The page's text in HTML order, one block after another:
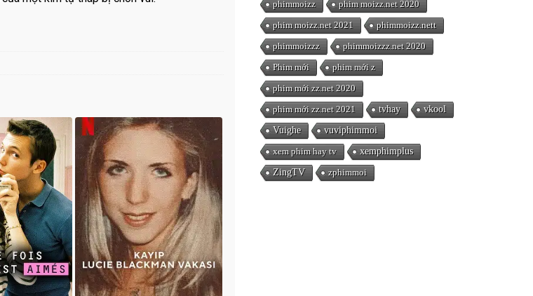
phimmoizz
phim moizz.net 2020
phim moizz.net 2021
phimmoizz.nett
phimmoizzz
phimmoizzz.net 2020
Phim mới
phim mới z
phim mới zz.net 2020
phim mới zz.net 2021
tvhay
vkool
Vuighe
vuviphimmoi
xem phim hay tv
xemphimplus
ZingTV
zphimmoi